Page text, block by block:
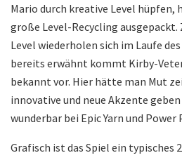
Mario durch kreative Level hüpfen,
große Level-Recycling ausgepackt.
Level wiederholen sich im Laufe
bereits erwähnt kommt Kirby-
bekannt vor. Hier hätte man Mut
innovative und neue Akzente
wunderbar bei Epic Yarn und
Grafisch ist das Spiel ein typisches